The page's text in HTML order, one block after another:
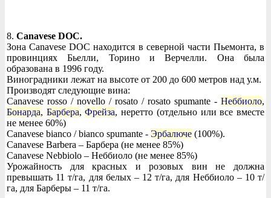
8. Canavese DOC.
Зона Canavese DOC находится в северной части Пьемонта, в
провинциях Бьелли, Торино и Верчелли. Она была
образована в 1996 году.
Виноградники лежат на высоте от 200 до 600 метров над у.м.
Производят следующие вина:
Canavese rosso / novello / rosato / rosato spumante - Неббиоло,
Бонарда, Барбера,Фрейза, неретто (отдельно или все вместе
не менее 60%)
Canavese bianco / bianco spumante - Эрбалюче (100%).
Canavese Barbera – Барбера (не менее 85%)
Canavese Nebbiolo – Неббиоло (не менее 85%)
Урожайность для красных и розовых вин не должна
превышать 11 т/га, для белых – 12 т/га, для Неббиоло – 10 т/
га, для Барберы – 11 т/га.